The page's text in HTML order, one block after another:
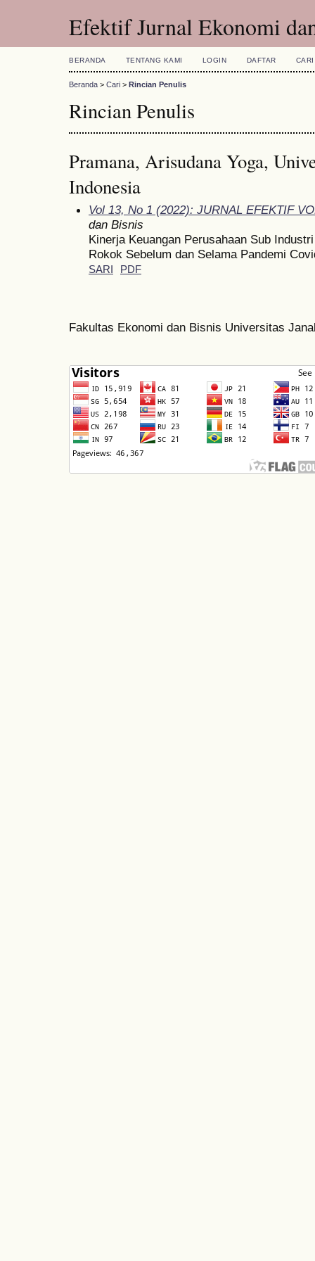
Efektif Jurnal Ekonomi
BERANDA TENTANG KAMI LOGIN DAFTAR CARI
Beranda > Cari > Rincian Penulis
Rincian Penulis
Pramana, Arisudana Yoga,
Indonesia
Vol 13, No 1 (2022): JURNAL EFEKTIF
dan Bisnis
Kinerja Keuangan Perusahaan Sub
Rokok Sebelum dan Selama Pandemi
SARI PDF
Fakultas Ekonomi dan Bisnis Universitas